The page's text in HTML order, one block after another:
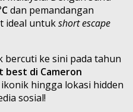
dan pemandangan
ideal untukshort escape
bercuti ke sini pada tahun
best di Cameron
hingga lokasi hidden
sosial!